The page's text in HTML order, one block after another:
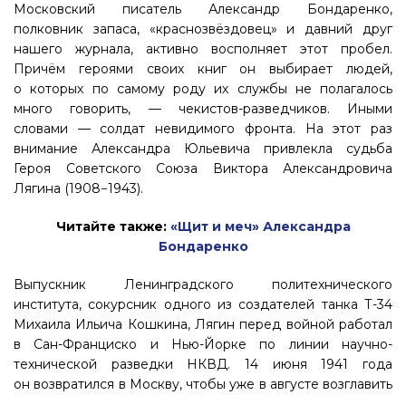
Московский писатель Александр Бондаренко,
полковник запаса, «краснозвёздовец» и давний друг
нашего журнала, активно восполняет этот пробел.
Причём героями своих книг он выбирает людей,
о которых по самому роду их службы не полагалось
много говорить, — чекистов-разведчиков. Иными
словами — солдат невидимого фронта. На этот раз
внимание Александра Юльевича привлекла судьба
Героя Советского Союза Виктора Александровича
Лягина (1908−1943).
Читайте также: «Щит и меч» Александра
Бондаренко
Выпускник Ленинградского политехнического
института, сокурсник одного из создателей танка Т-34
Михаила Ильича Кошкина, Лягин перед войной работал
в Сан-Франциско и Нью-Йорке по линии научно-
технической разведки НКВД. 14 июня 1941 года
он возвратился в Москву, чтобы уже в августе возглавить